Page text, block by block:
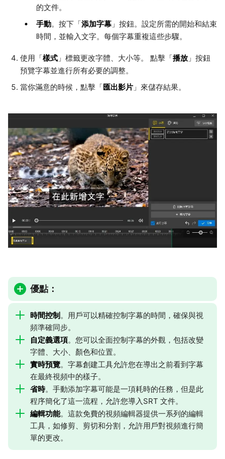
的文件。
手動。按下「添加字幕 」按鈕。設定所需的開始和結束
時間，並輸入文字。每個字幕重複這些步驟。
使用「樣式 」標籤更改字體、大小等。 點擊「播放 」按鈕
預覽字幕並進行所有必要的調整。
當你滿意的時候，點擊「匯出影片 」來儲存結果。
優點：
時間控制。用戶可以精確控制字幕的時間，確保與視
頻準確同步。
自定義選項。您可以全面控制字幕的外觀，包括改變
字體、大小、顏色和位置。
實時預覽。字幕創建工具允許您在導出之前看到字幕
在最終視頻中的樣子。
省時。手動添加字幕可能是一項耗時的任務，但是此
程序簡化了這一流程，允許您導入SRT 文件。
編輯功能。這款免費的視頻編輯器提供一系列的編輯
工具，如修剪、剪切和分割，允許用戶對視頻進行簡
單的更改。